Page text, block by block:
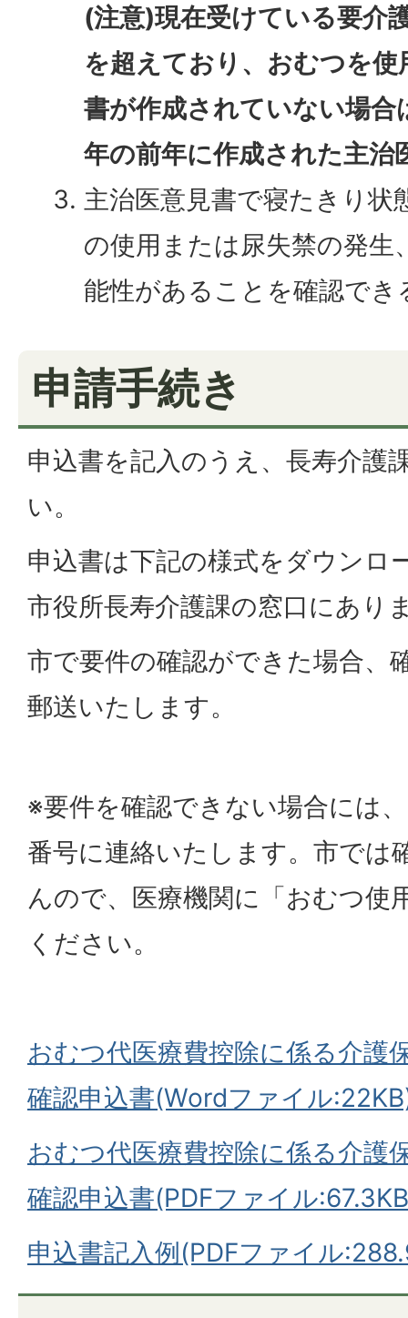
(注意)現在受けている要介
を超えており、おむつを
書が作成されていない場
年の前年に作成された主治
主治医意見書で寝たきり状
の使用または尿失禁の発生
能性があることを確認でき
申請手続き
申込書を記入のうえ、長寿介護
い。
申込書は下記の様式をダウンロ
市役所長寿介護課の窓口にあり
市で要件の確認ができた場合、
郵送いたします。
※要件を確認できない場合には
番号に連絡いたします。市では
んので、医療機関に「おむつ使
ください。
おむつ代医療費控除に係る介護
確認申込書(Wordファイル
おむつ代医療費控除に係る介護
確認申込書(PDFファイル
申込書記入例(PDFファイル